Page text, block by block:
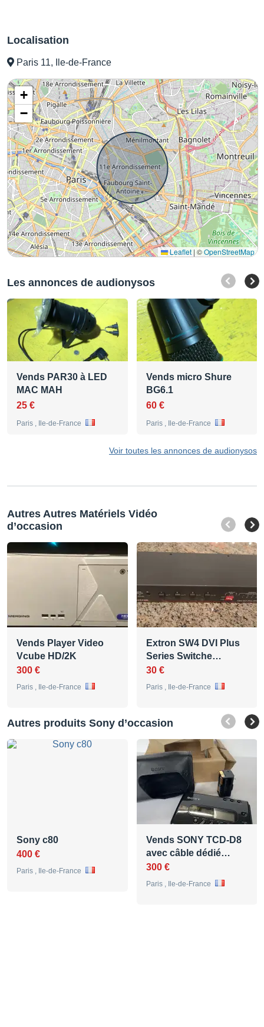
Localisation
Paris 11, Ile-de-France
+
−
Leaflet | ©OpenStreetMap
Les annonces de audionysos
Vends PAR30 à LED
MAC MAH
25 €
Paris , Ile-de-France
Vends micro Shure
BG6.1
60 €
Paris , Ile-de-France
Voir toutes les annonces de audionysos
Autres Autres Matériels Vidéo
d’occasion
Vends Player Video
Vcube HD/2K
300 €
Paris , Ile-de-France
Extron SW4 DVI Plus
Series Switche…
30 €
Paris , Ile-de-France
Autres produits Sony d’occasion
Sony c80
400 €
Paris , Ile-de-France
Vends SONY TCD-D8
avec câble dédié…
300 €
Paris , Ile-de-France